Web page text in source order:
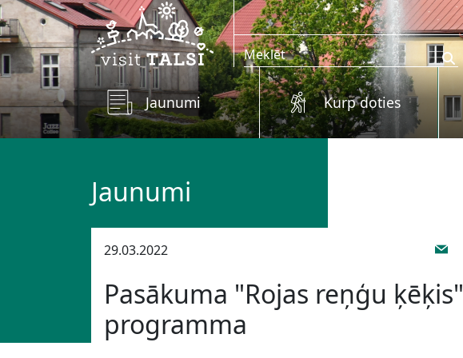
Skip to main content
Jaunumi Kurp doties
Jaunumi
29.03.2022
Pasākuma "Rojas reņģu ķēķis"
programma